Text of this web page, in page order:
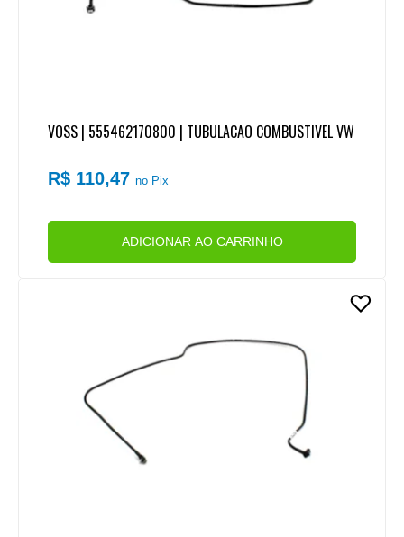
VOSS | 555462170800 | TUBULACAO COMBUSTIVEL VW
R$ 110,47no Pix
ADICIONAR AO CARRINHO